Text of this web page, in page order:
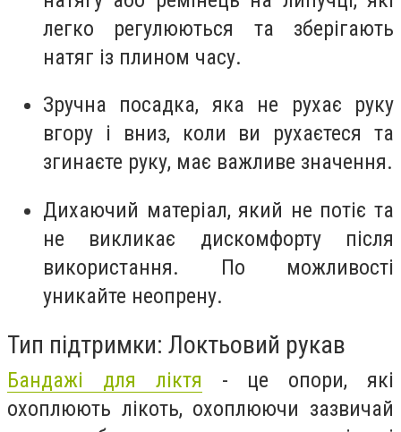
легко регулюються та зберігають
натяг із плином часу.
Зручна посадка, яка не рухає руку
вгору і вниз, коли ви рухаєтеся та
згинаєте руку, має важливе значення.
Дихаючий матеріал, який не потіє та
не викликає дискомфорту після
використання. По можливості
уникайте неопрену.
Тип підтримки: Локтьовий рукав
Бандажі для ліктя - це опори, які
охоплюють лікоть, охоплюючи зазвичай